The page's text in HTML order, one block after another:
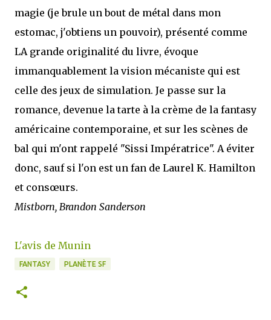
magie (je brule un bout de métal dans mon
estomac, j'obtiens un pouvoir), présenté comme
LA grande originalité du livre, évoque
immanquablement la vision mécaniste qui est
celle des jeux de simulation. Je passe sur la
romance, devenue la tarte à la crème de la fantasy
américaine contemporaine, et sur les scènes de
bal qui m'ont rappelé "Sissi Impératrice". A éviter
donc, sauf si l'on est un fan de Laurel K. Hamilton
et consœurs.
Mistborn, Brandon Sanderson
L'avis de Munin
FANTASY PLANÈTE SF